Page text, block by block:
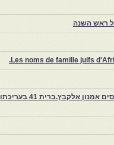
ראש השנה
Les noms de famille juifs
צפרו – קהילה יהודית קטנה במרוקו, ויצירת חכמיה חובקת עולם.הרמ"א מצפרו-נסים אמנון אלקבץ.ברית 41 בעריכתו